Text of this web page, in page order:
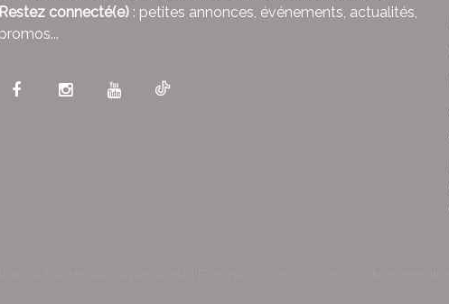
Restez connecté(e) : petites annonces, événements, actualités,
promos...